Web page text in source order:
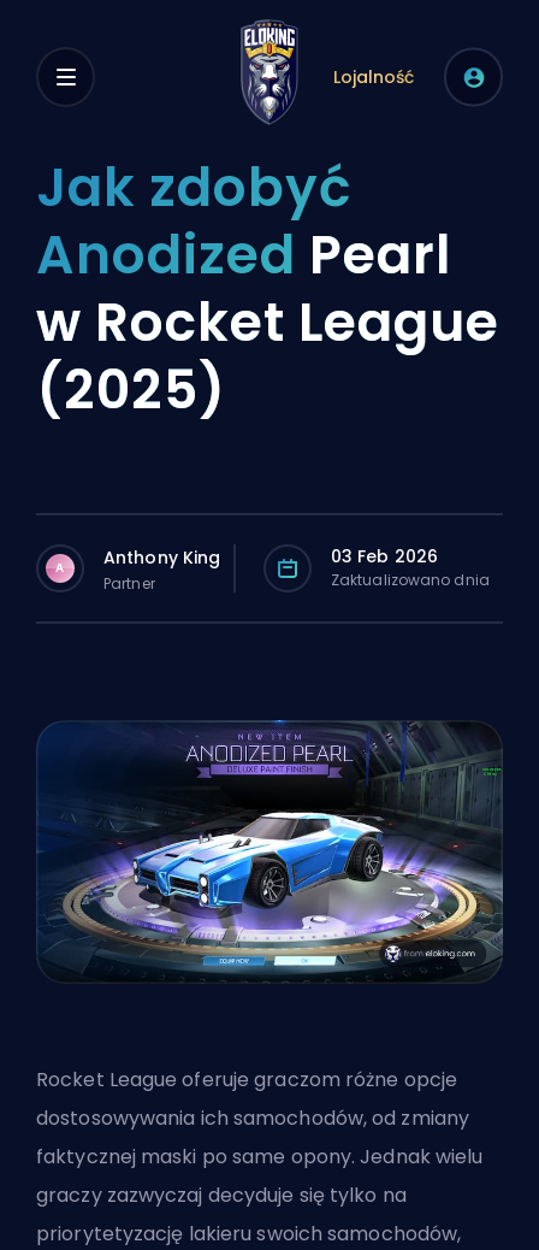
Lojalność
Jak zdobyć
Anodized Pearl
w Rocket League
(2025)
A Anthony King
Partner
03 Feb 2026
Zaktualizowano dnia
Rocket League oferuje graczom różne opcje
dostosowywania ich samochodów, od zmiany
faktycznej maski po same opony. Jednak wielu
graczy zazwyczaj decyduje się tylko na
priorytetyzację lakieru swoich samochodów,